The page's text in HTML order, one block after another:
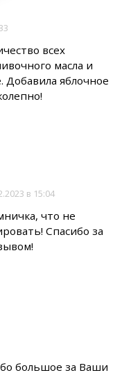
всех
масла и
Добавила яблочное
в 15:04
что не
Спасибо за
большое за Ваши